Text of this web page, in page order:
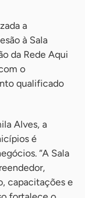
a
à Sala
da Rede Aqui
o
qualificado
Alves, a
é
“A Sala
capacitações e